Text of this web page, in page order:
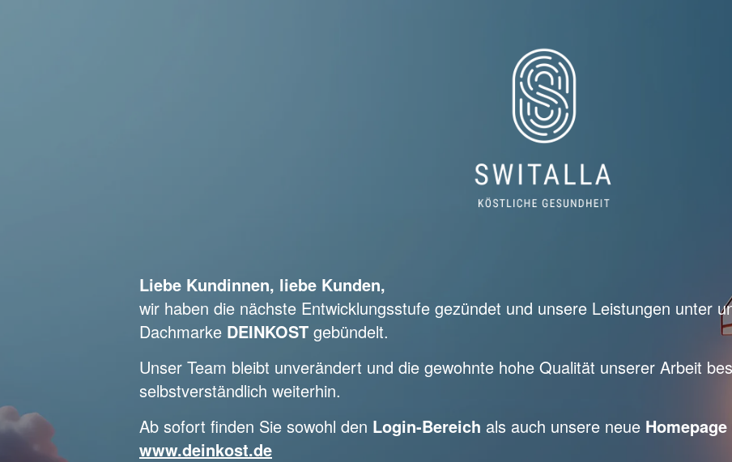
Liebe Kundinnen, liebe Kunden,
wir haben die nächste Entwicklungsstufe gezündet und unsere Leistungen unter
Dachmarke DEINKOST gebündelt.
Unser Team bleibt unverändert und die gewohnte hohe Qualität unserer Arbeit
selbstverständlich weiterhin.
Ab sofort finden Sie sowohl den Login-Bereich als auch unsere neue Homepage
www.deinkost.de